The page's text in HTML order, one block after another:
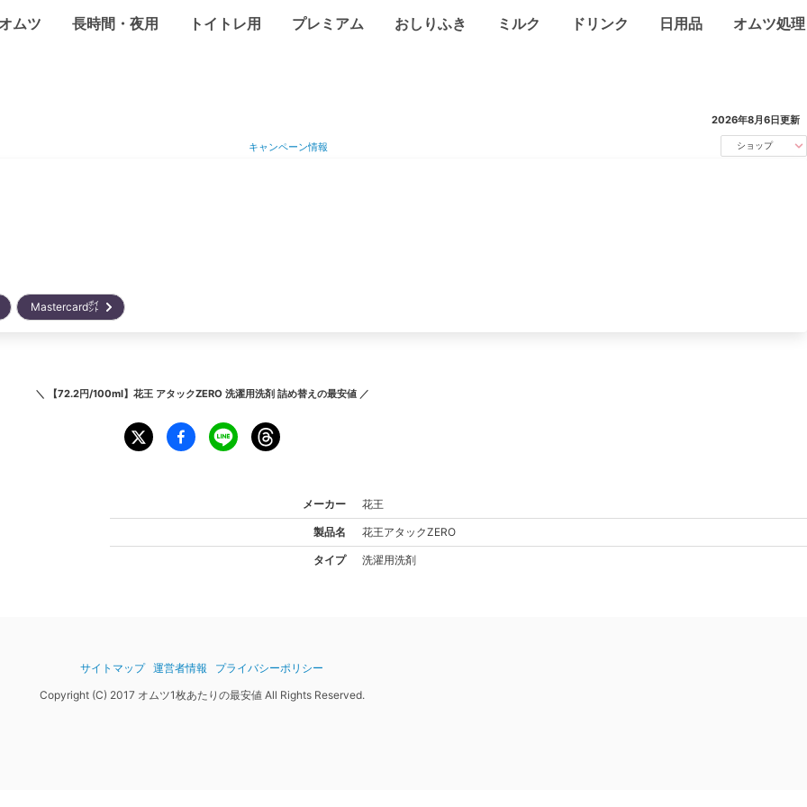
ムツ 長時間・夜用 トイトレ用 プレミアム おしりふき ミルク ドリンク 日用品 オムツ処理
2026年8月6日更新
キャンペーン情報 ショップ
Mastercard㌽
＼ 【72.2円/100ml】花王 アタックZERO 洗濯用洗剤 詰め替え の最安値 ／
メーカー 花王
製品名 花王アタックZERO
タイプ 洗濯用洗剤
サイトマップ 運営者情報
プライバシーポリシー
Copyright (C) 2017 オムツ1枚あたりの最安値 All Rights Reserved.